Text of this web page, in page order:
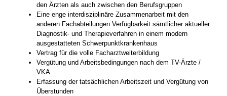
den Ärzten als auch zwischen den Berufsgruppen
Eine enge interdisziplinäre Zusammenarbeit mit den
anderen Fachabteilungen Verfügbarkeit sämtlicher aktueller
Diagnostik- und Therapieverfahren in einem modern
ausgestatteten Schwerpunktkrankenhaus
Vertrag für die volle Facharztweiterbildung
Vergütung und Arbeitsbedingungen nach dem TV-Ärzte /
VKA.
Erfassung der tatsächlichen Arbeitszeit und Vergütung von
Überstunden